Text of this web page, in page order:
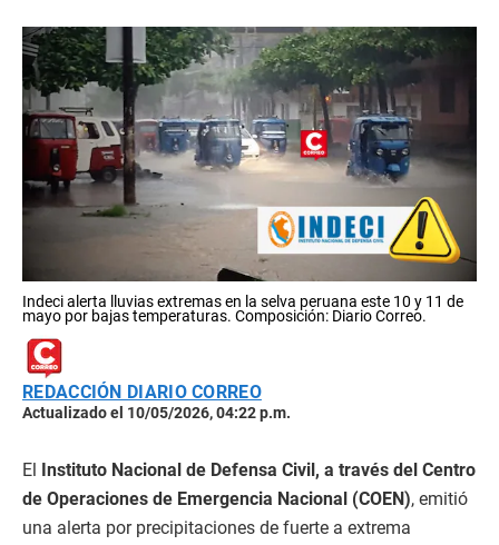
Indeci alerta lluvias extremas en la selva peruana este 10 y 11 de
mayo por bajas temperaturas. Composición: Diario Correo.
REDACCIÓN DIARIO CORREO
Actualizado el 10/05/2026, 04:22 p.m.
El
Instituto Nacional de Defensa Civil, a través del Centro
de Operaciones de Emergencia Nacional (COEN), emitió
una alerta por precipitaciones de fuerte a extrema